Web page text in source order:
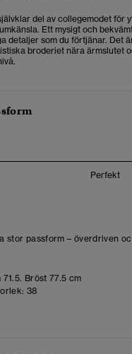
del av collegemodet för
Ett mysigt och
detaljer som du förtjänar. Det
broderiet nära ärmslutet
Perfekt
stor passform – överdriven
71.5. Bröst 77.5 cm
38